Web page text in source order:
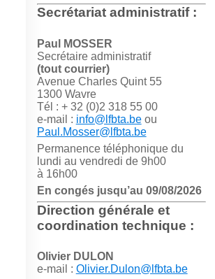
Secrétariat administratif :
Paul MOSSER
Secrétaire administratif
(tout courrier)
Avenue Charles Quint 55
1300 Wavre
Tél : + 32 (0)2 318 55 00
e-mail : info@lfbta.beou
Paul.Mosser@lfbta.be
Permanence téléphonique du
lundi au vendredi de 9h00
à 16h00
En congés jusqu’au 09/08/2026
Direction générale et
coordination technique :
Olivier DULON
e-mail : Olivier.Dulon@lfbta.be